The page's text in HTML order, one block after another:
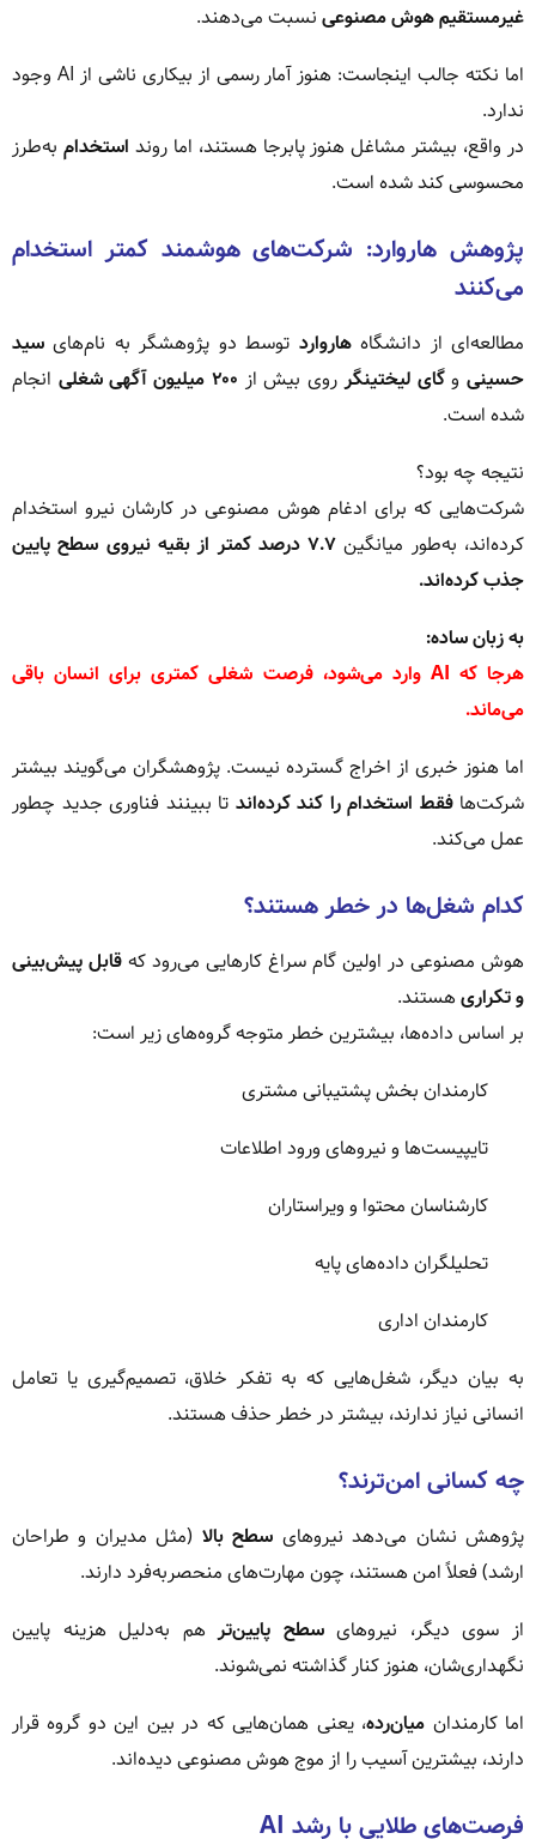
غیرمستقیم هوش مصنوعی نسبت می‌دهند.
اما نکته جالب اینجاست: هنوز آمار رسمی از بیکاری ناشی از AI وجود
ندارد.
در واقع، بیشتر مشاغل هنوز پابرجا هستند، اما روند استخدام به‌طرز
محسوسی کند شده است.
پژوهش هاروارد: شرکت‌های هوشمند کمتر استخدام
می‌کنند
مطالعه‌ای از دانشگاههاروارد توسط دو پژوهشگر به نام‌های سید
حسینیوگای لیختینگر روی بیش از ۲۰۰ میلیون آگهی شغلی
انجام
شده است.
نتیجه چه بود؟
شرکت‌هایی که برای ادغام هوش مصنوعی در کارشان نیرو استخدام
کرده‌اند، به‌طور میانگین
۷.۷ درصد کمتر از بقیه نیروی سطح پایین
جذب کرده‌اند.
به زبان ساده:
هرجا که AI وارد می‌شود، فرصت شغلی کمتری برای انسان باقی
می‌ماند.
اما هنوز خبری از اخراج گسترده نیست. پژوهشگران می‌گویند بیشتر
شرکت‌هافقط استخدام را کند کرده‌اند تا ببینند فناوری جدید چطور
عمل می‌کند.
کدام شغل‌ها در خطر هستند؟
هوش مصنوعی در اولین گام سراغ کارهایی می‌رود که قابل پیش‌بینی
و تکراری هستند.
بر اساس داده‌ها، بیشترین خطر متوجه گروه‌های زیر است:
کارمندان بخش پشتیبانی مشتری
تایپیست‌ها و نیروهای ورود اطلاعات
کارشناسان محتوا و ویراستاران
تحلیلگران داده‌های پایه
کارمندان اداری
به بیان دیگر، شغل‌هایی که به تفکر خلاق، تصمیم‌گیری یا تعامل
انسانی نیاز ندارند، بیشتر در خطر حذف هستند.
چه کسانی امن‌ترند؟
پژوهش نشان می‌دهد نیروهای سطح بالا (مثل مدیران و طراحان
ارشد) فعلاً امن هستند، چون مهارت‌های منحصربه‌فرد دارند.
از سوی دیگر، نیروهایسطح پایین‌تر هم به‌دلیل هزینه پایین
نگهداری‌شان، هنوز کنار گذاشته نمی‌شوند.
اما کارمندان میان‌رده، یعنی همان‌هایی که در بین این دو گروه قرار
دارند، بیشترین آسیب را از موج هوش مصنوعی دیده‌اند.
فرصت‌های طلایی با رشد AI